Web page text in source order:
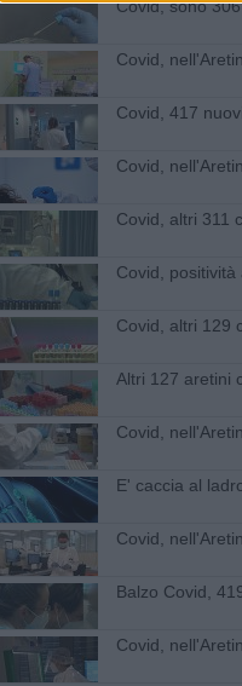
Covid, sono
Covid,
Covid, 417
Covid,
Covid, altri 311
Covid,
Covid, altri 129
Altri 127 aretini
Covid,
E' caccia al
Covid,
Balzo Covid,
Covid,